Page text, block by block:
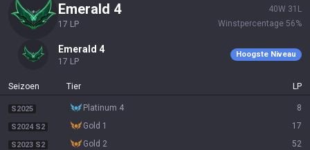
emerald 4
17 LP
40W 31 L
Winstpercentage 56%
emerald 4
17 LP
Hoogste Niveau
Seizoen Tier LP
S2025 platinum 4 8
S2024 S2 gold 1 17
S2023 S2 gold 2 52